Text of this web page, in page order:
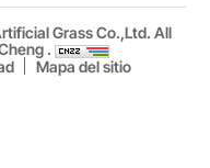
Grass Co.,Ltd. All
.
Mapa del sitio